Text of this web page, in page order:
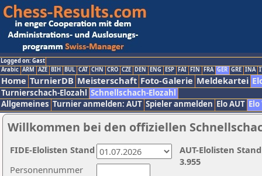
Logged on: Gast
Arabic ARM AZE BIH BUL CAT CHN CRO CZE DEN ENG ESP FAI FIN FRA GER GRE INA
Home TurnierDB Meisterschaft Foto-Galerie Meldekartei
Turnierschach-Elozahl Schnellschach-Elozahl
Allgemeines Turnier anmelden: AUT Spieler anmelden Elo AUT
Willkommen bei den offiziellen
Personennummer
AUT-Elolisten
3.955
FIDE-Elolisten Stand